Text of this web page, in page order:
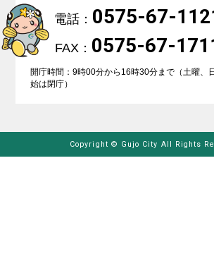
電話： 0575-67-
FAX： 0575-67-
開庁時間：9時00分から16時30分まで（土曜、
始は閉庁）
Copyright © Gujo City All Rights